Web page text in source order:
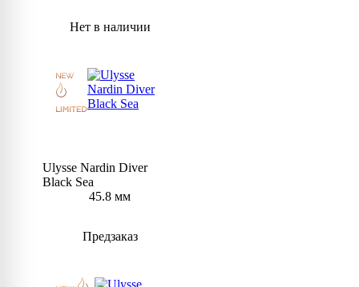
Нет в наличии
Ulysse Nardin Diver
Black Sea
45.8 мм
Предзаказ